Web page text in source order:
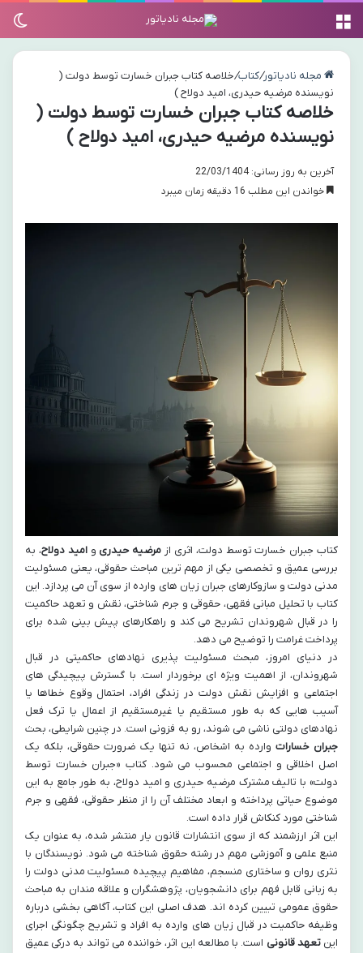
مجله نادیاتور/کتاب/خلاصه کتاب جبران خسارت توسط دولت (
نویسنده مرضیه حیدری، امید دولاح )
خلاصه کتاب جبران خسارت توسط دولت (
نویسنده مرضیه حیدری، امید دولاح )
آخرین به روز رسانی: 22/03/1404
خواندن این مطلب 16 دقیقه زمان میبرد
کتاب جبران خسارت توسط دولت، اثری از مرضیه حیدری وامید دولاح، به
بررسی عمیق و تخصصی یکی از مهم ترین مباحث حقوقی، یعنی مسئولیت
مدنی دولت و سازوکارهای جبران زیان های وارده از سوی آن می پردازد. این
کتاب با تحلیل مبانی فقهی، حقوقی و جرم شناختی، نقش و تعهد حاکمیت
را در قبال شهروندان تشریح می کند و راهکارهای پیش بینی شده برای
پرداخت غرامت را توضیح می دهد.
در دنیای امروز، مبحث مسئولیت پذیری نهادهای حاکمیتی در قبال
شهروندان، از اهمیت ویژه ای برخوردار است. با گسترش پیچیدگی های
اجتماعی و افزایش نقش دولت در زندگی افراد، احتمال وقوع خطاها یا
آسیب هایی که به طور مستقیم یا غیرمستقیم از اعمال یا ترک فعل
نهادهای دولتی ناشی می شوند، رو به فزونی است. در چنین شرایطی، بحث
جبران خسارات وارده به اشخاص، نه تنها یک ضرورت حقوقی، بلکه یک
اصل اخلاقی و اجتماعی محسوب می شود. کتاب «جبران خسارت توسط
دولت» با تالیف مشترک مرضیه حیدری و امید دولاح، به طور جامع به این
موضوع حیاتی پرداخته و ابعاد مختلف آن را از منظر حقوقی، فقهی و جرم
شناختی مورد کنکاش قرار داده است.
این اثر ارزشمند که از سوی انتشارات قانون یار منتشر شده، به عنوان یک
منبع علمی و آموزشی مهم در رشته حقوق شناخته می شود. نویسندگان با
نثری روان و ساختاری منسجم، مفاهیم پیچیده مسئولیت مدنی دولت را
به زبانی قابل فهم برای دانشجویان، پژوهشگران و علاقه مندان به مباحث
حقوق عمومی تبیین کرده اند. هدف اصلی این کتاب، آگاهی بخشی درباره
وظیفه حاکمیت در قبال زیان های وارده به افراد و تشریح چگونگی اجرای
اینتعهد قانونی است. با مطالعه این اثر، خواننده می تواند به درکی عمیق